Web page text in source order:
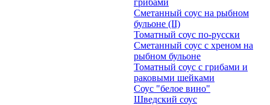
грибами
Сметанный соус на рыбном
бульоне (II)
Томатный соус по-русски
Сметанный соус с хреном на
рыбном бульоне
Томатный соус с грибами и
раковыми шейками
Соус "белое вино"
Шведский соус